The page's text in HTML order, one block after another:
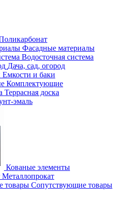
Фасадные материалы
Водосточная система
Дача, сад, огород
Емкости и баки
Комплектующие
Террасная доска
эмаль
Кованые элементы
Металлопрокат
Сопутствующие товары